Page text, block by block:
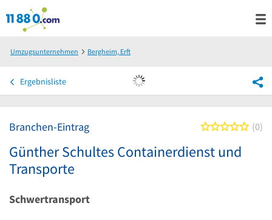
Umzugsunternehmen
Bergheim, Erft
Ergebnisliste
Branchen-Eintrag 00
Günther Schultes Containerdienst und
Transporte
Schwertransport